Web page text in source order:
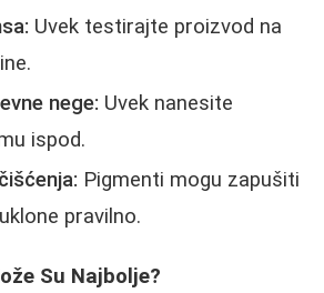
Uvek testirajte proizvod na
nege: Uvek nanesite
ispod.
Pigmenti mogu zapušiti
pravilno.
Su Najbolje?